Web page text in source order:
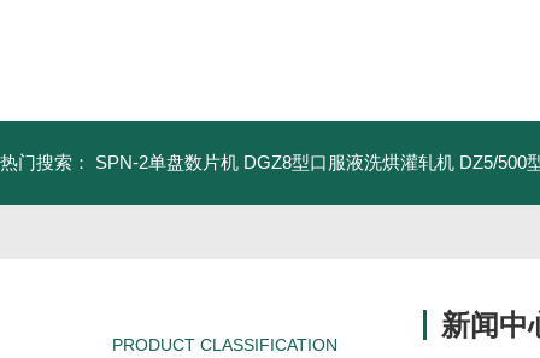
热门搜索： SPN-2单盘数片机 DGZ8型口服液洗烘灌轧机 DZ5/500
PRODUCT CLASSIFICATION
新闻中